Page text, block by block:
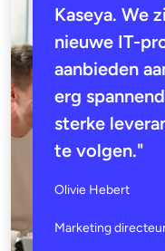
Kaseya. We
nieuwe IT-
aanbieden
erg
sterke
te volgen."
Olivie Hebert
Marketing